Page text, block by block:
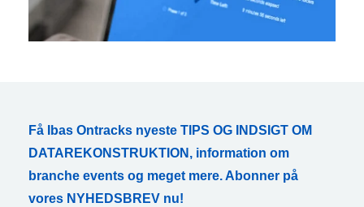
Få Ibas Ontracks nyeste TIPS OG INDSIGT OM
DATAREKONSTRUKTION, information om
branche events og meget mere. Abonner på
vores NYHEDSBREV nu!